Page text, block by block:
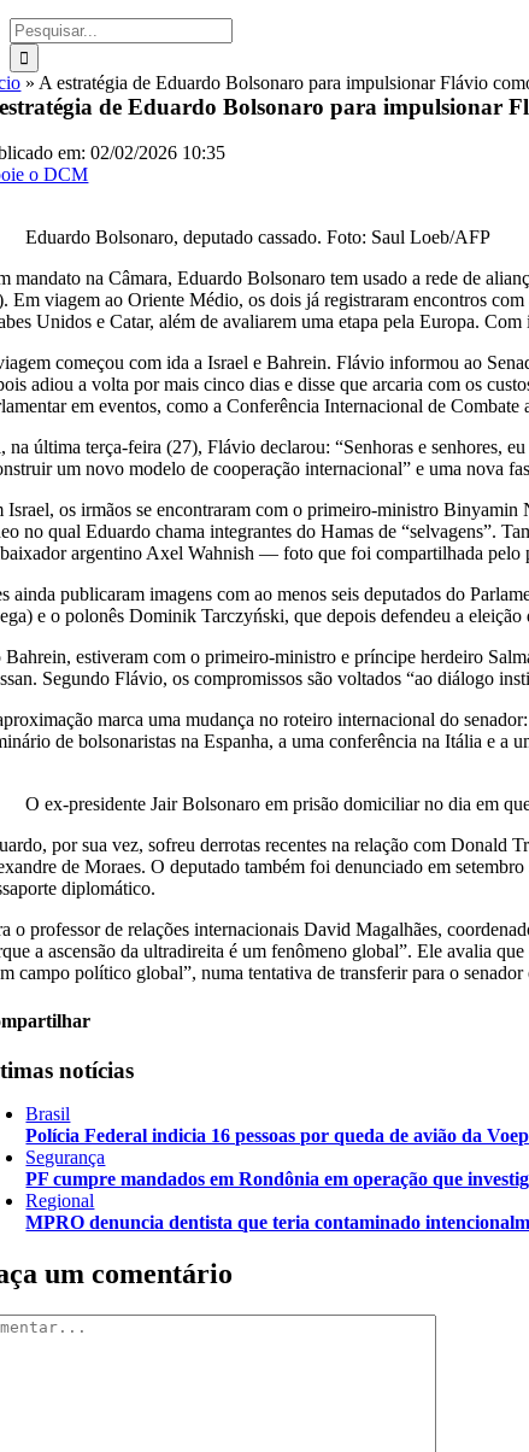
Buscar
resultados
para:
»A estratégia de Eduardo Bolsonaro para impulsionar Flávio
de Eduardo Bolsonaro para impulsionar
em: 02/02/2026 10:35
o DCM
Eduardo Bolsonaro, deputado cassado. Foto: Saul Loeb/AFP
mandato na Câmara, Eduardo Bolsonaro tem usado a rede de
Em viagem ao Oriente Médio, os dois já registraram encontros
Unidos e Catar, além de avaliarem uma etapa pela Europa.
começou com ida a Israel e Bahrein. Flávio informou ao
adiou a volta por mais cinco dias e disse que arcaria com os
em eventos, como a Conferência Internacional de Combate
na última terça-feira (27), Flávio declarou: “Senhoras e senhores,
um novo modelo de cooperação internacional” e uma nova
Israel, os irmãos se encontraram com o primeiro-ministro
no qual Eduardo chama integrantes do Hamas de “selvagens”.
argentino Axel Wahnish — foto que foi compartilhada pelo
ainda publicaram imagens com ao menos seis deputados do
e o polonês Dominik Tarczyński, que depois defendeu a eleição
Bahrein, estiveram com o primeiro-ministro e príncipe herdeiro
Segundo Flávio, os compromissos são voltados “ao diálogo
marca uma mudança no roteiro internacional do
de bolsonaristas na Espanha, a uma conferência na Itália e
O ex-presidente Jair Bolsonaro em prisão domiciliar no dia em
por sua vez, sofreu derrotas recentes na relação com
de Moraes. O deputado também foi denunciado em
diplomático.
o professor de relações internacionais David Magalhães,
a ascensão da ultradireita é um fenômeno global”. Ele avalia
campo político global”, numa tentativa de transferir para o
notícias
Brasil
Polícia Federal indicia 16 pessoas por queda de avião da
Segurança
PF cumpre mandados em Rondônia em operação que
Regional
MPRO denuncia dentista que teria contaminado
um comentário